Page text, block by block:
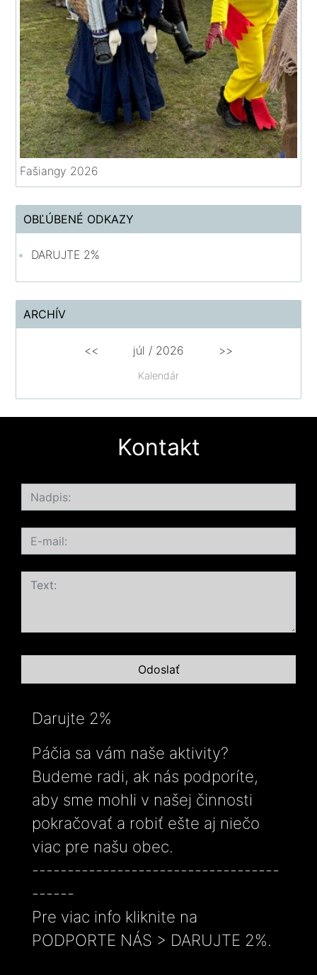
Fašiangy 2026
OBĽÚBENÉ ODKAZY
DARUJTE 2%
ARCHÍV
Kalendár
<< júl / 2026 >>
Kontakt
Darujte 2%
Páčia sa vám naše aktivity?
Budeme radi, ak nás podporíte,
aby sme mohli v našej činnosti
pokračovať a robiť ešte aj niečo
viac pre našu obec.
-----------------------------------
------
Pre viac info kliknite na
PODPORTE NÁS > DARUJTE 2%.